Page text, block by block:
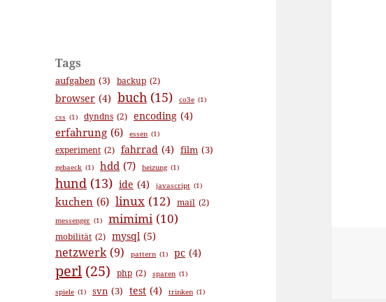
Tags
aufgaben (3) backup (2)
browser (4) buch (15) co3e (1)
css (1) dyndns (2) encoding (4)
erfahrung (6) essen (1)
experiment (2) fahrrad (4) film (3)
gebaeck (1) hdd (7) heizung (1)
hund (13) ide (4) javascript (1)
kuchen (6) linux (12) mail (2)
messenger (1) mimimi (10)
mobilität (2) mysql (5)
netzwerk (9) pattern (1) pc (4)
perl (25) php (2) sparen (1)
spiele (1) svn (3) test (4) trinken (1)